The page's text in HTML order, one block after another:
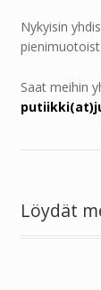
Nykyisin
Saat meihin
Löydät